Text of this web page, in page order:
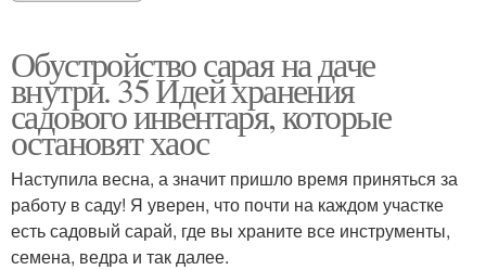
Обустройство сарая на даче
внутри. 35 Идей хранения
садового инвентаря, которые
остановят хаос
Наступила весна, а значит пришло время приняться за
работу в саду! Я уверен, что почти на каждом участке
есть садовый сарай, где вы храните все инструменты,
семена, ведра и так далее.